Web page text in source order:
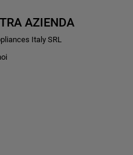
AZIENDA
Italy SRL